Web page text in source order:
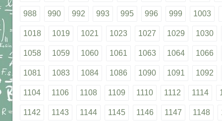
988 990 992 993 995 996 999 1003
1018 1019 1021 1023 1027 1029 1030
1058 1059 1060 1061 1063 1064 1066
1081 1083 1084 1086 1090 1091 1092
1104 1106 1108 1109 1110 1112 1114
1142 1143 1144 1145 1146 1147 1148